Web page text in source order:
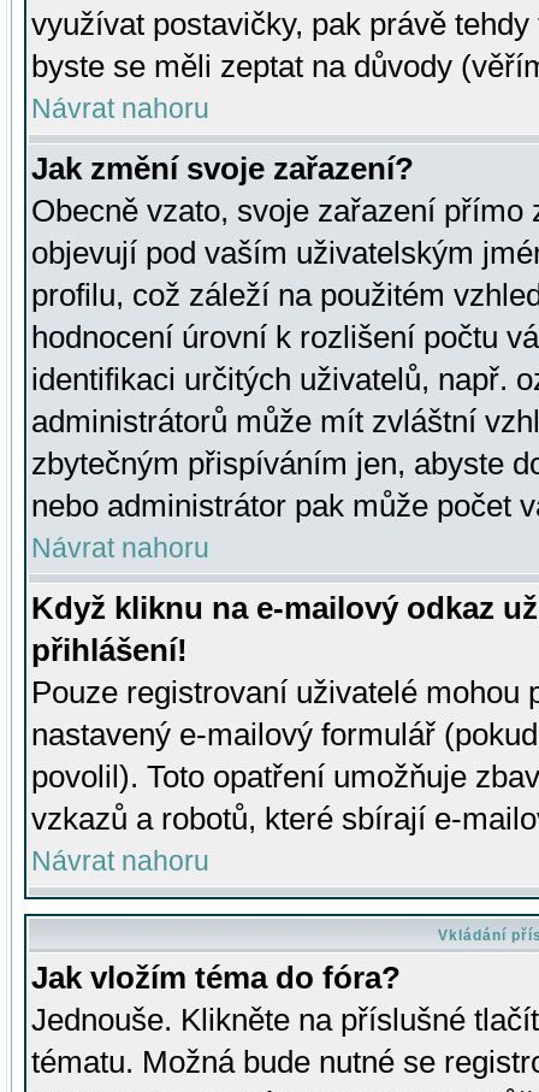
využívat postavičky, pak právě
byste se měli zeptat na důvody
Návrat nahoru
Jak změní svoje zařazení?
Obecně vzato, svoje zařazení přímo
objevují pod vaším uživatelským
profilu, což záleží na použitém
hodnocení úrovní k rozlišení počtu
identifikaci určitých uživatelů, např.
administrátorů může mít zvláštní
zbytečným přispíváním jen, abyste
nebo administrátor pak může počet
Návrat nahoru
Když kliknu na e-mailový odkaz
přihlášení!
Pouze registrovaní uživatelé mohou
nastavený e-mailový formulář
povolil). Toto opatření umožňuje
vzkazů a robotů, které sbírají e-
Návrat nahoru
Vkládání
Jak vložím téma do fóra?
Jednouše. Klikněte na příslušné
tématu. Možná bude nutné se